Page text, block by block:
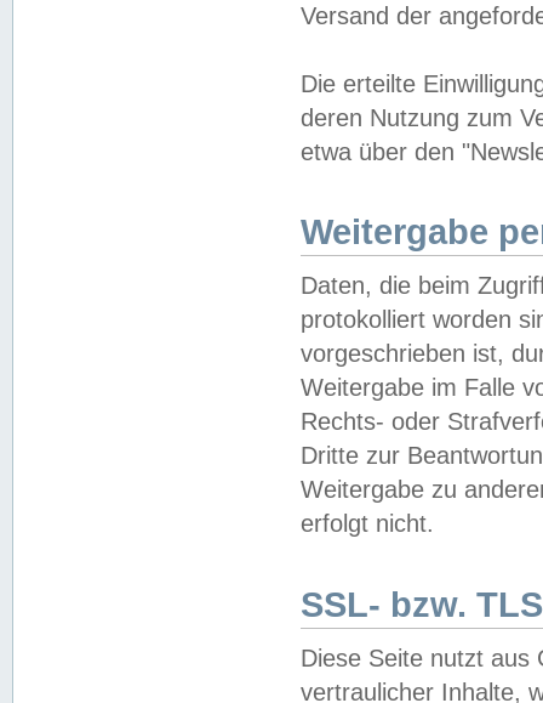
Versand der
Die erteilte
deren Nutzung zum
etwa über den
Weitergabe
Daten, die beim
protokolliert worden
vorgeschrieben ist,
Weitergabe im Falle
Rechts- oder
Dritte zur
Weitergabe zu
erfolgt nicht.
SSL- bzw.
Diese Seite nutzt aus
vertraulicher Inhalte,